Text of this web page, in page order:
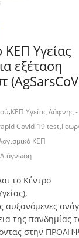
ΚΕΠ Υγείας
εξέταση
,ΚΕΠ Υγείας Δάφνης -
Covid-19 test,
ΚΕΠ
το Κέντρο
αυξανόμενες
της πανδημίας
στην